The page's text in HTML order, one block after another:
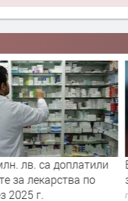
лв. са доплатили
за лекарства по
2025 г.